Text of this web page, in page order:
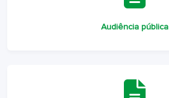
Audiência pública